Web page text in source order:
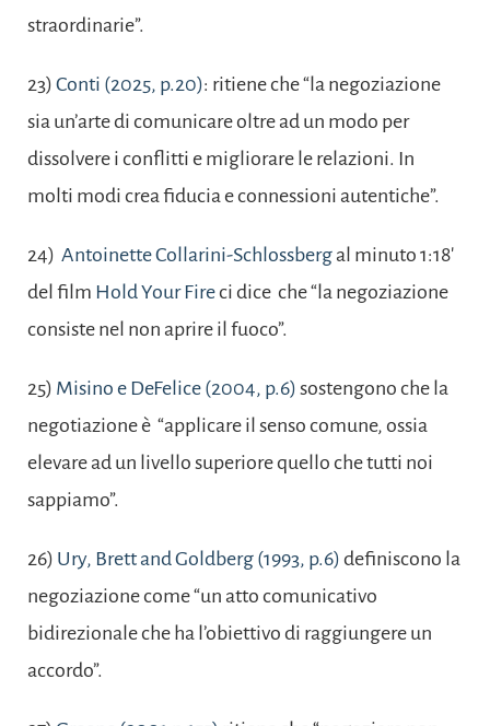
straordinarie”.
23) Conti (2025, p.20): ritiene che “la negoziazione
sia un’arte di comunicare oltre ad un modo per
dissolvere i conflitti e migliorare le relazioni. In
molti modi crea fiducia e connessioni autentiche”.
24) Antoinette Collarini-Schlossbergal minuto 1:18′
del film Hold Your Fireci dice che “la negoziazione
consiste nel non aprire il fuoco”.
25) Misino e DeFelice (2004, p.6) sostengono che la
negotiazione è “applicare il senso comune, ossia
elevare ad un livello superiore quello che tutti noi
sappiamo”.
26) Ury, Brett and Goldberg (1993, p.6) definiscono la
negoziazione come “un atto comunicativo
bidirezionale che ha l’obiettivo di raggiungere un
accordo”.